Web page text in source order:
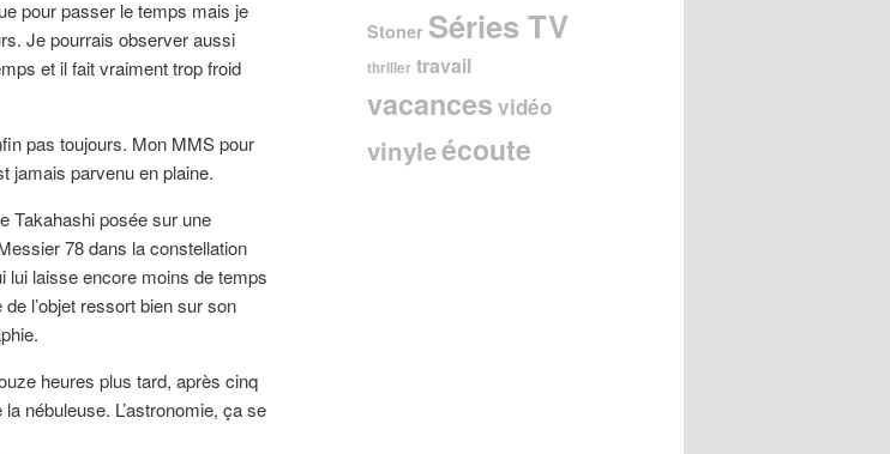
pour passer le temps mais je
Je pourrais observer aussi
et il fait vraiment trop froid
pas toujours. Mon MMS pour
jamais parvenu en plaine.
Takahashi posée sur une
78 dans la constellation
lui laisse encore moins de temps
l’objet ressort bien sur son
heures plus tard, après cinq
nébuleuse. L’astronomie, ça se
Stoner Séries TV
thriller travail
vacances vidéo
vinyleécoute